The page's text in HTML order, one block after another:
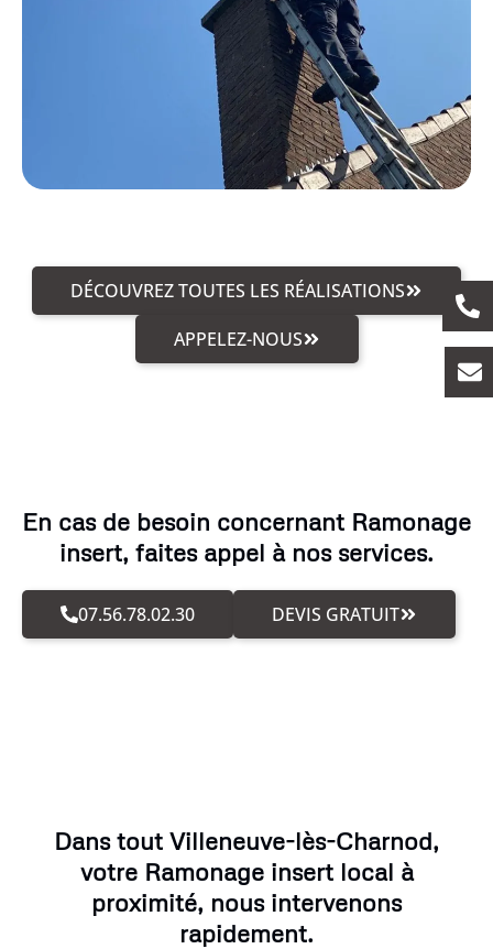
DÉCOUVREZ TOUTES LES RÉALISATIONS
APPELEZ-NOUS
En cas de besoin concernant Ramonage
insert, faites appel à nos services.
07.56.78.02.30 DEVIS GRATUIT
Dans tout Villeneuve-lès-Charnod,
votre Ramonage insert local à
proximité, nous intervenons
rapidement.